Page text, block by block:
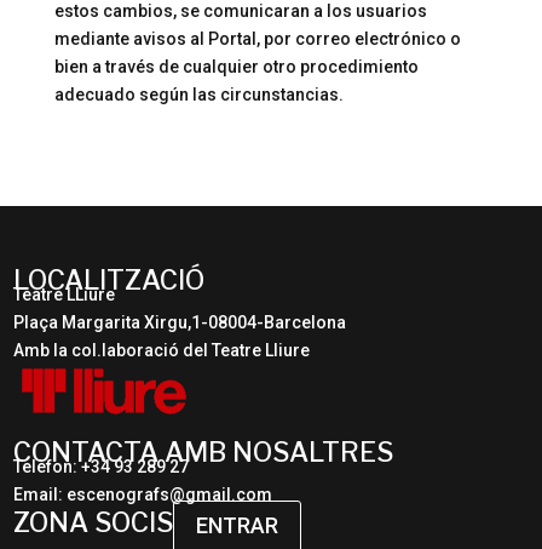
estos cambios, se comunicaran a los usuarios
mediante avisos al Portal, por correo electrónico o
bien a través de cualquier otro procedimiento
adecuado según las circunstancias.
LOCALITZACIÓ
Teatre LLiure
Plaça Margarita Xirgu,1-08004-Barcelona
Amb la col.laboració del Teatre Lliure
CONTACTA AMB NOSALTRES
Telèfon: +34 93 289 27
Email: escenografs@gmail.com
ZONA SOCIS ENTRAR